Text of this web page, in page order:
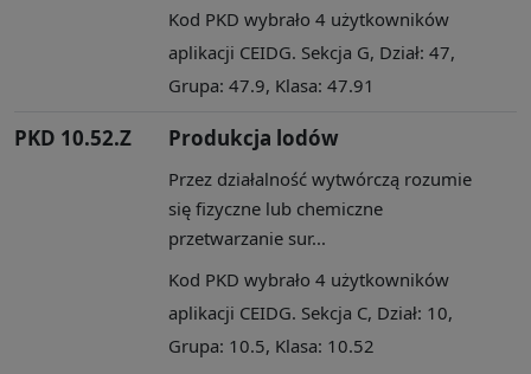
Kod PKD wybrało 4 użytkowników
aplikacji CEIDG. Sekcja G, Dział: 47,
Grupa: 47.9, Klasa: 47.91
PKD 10.52.Z Produkcja lodów
Przez działalność wytwórczą rozumie
się fizyczne lub chemiczne
przetwarzanie sur...
Kod PKD wybrało 4 użytkowników
aplikacji CEIDG. Sekcja C, Dział: 10,
Grupa: 10.5, Klasa: 10.52